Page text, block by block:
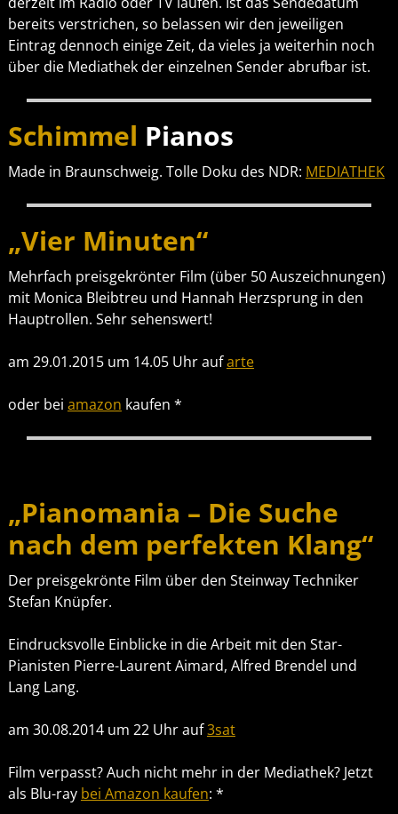
bereits verstrichen, so belassen wir den jeweiligen
Eintrag dennoch einige Zeit, da vieles ja weiterhin noch
über die Mediathek der einzelnen Sender abrufbar ist.
Schimmel Pianos
Made in Braunschweig. Tolle Doku des NDR: MEDIATHEK
„Vier Minuten“
Mehrfach preisgekrönter Film (über 50 Auszeichnungen)
mit Monica Bleibtreu und Hannah Herzsprung in den
Hauptrollen. Sehr sehenswert!
am 29.01.2015 um 14.05 Uhr aufarte
oder bei amazon kaufen *
„Pianomania – Die Suche
nach dem perfekten Klang“
Der preisgekrönte Film über den Steinway Techniker
Stefan Knüpfer.
Eindrucksvolle Einblicke in die Arbeit mit den Star-
Pianisten Pierre-Laurent Aimard, Alfred Brendel und
Lang Lang.
am 30.08.2014 um 22 Uhr auf3sat
Film verpasst? Auch nicht mehr in der Mediathek? Jetzt
als Blu-ray bei Amazon kaufen: *